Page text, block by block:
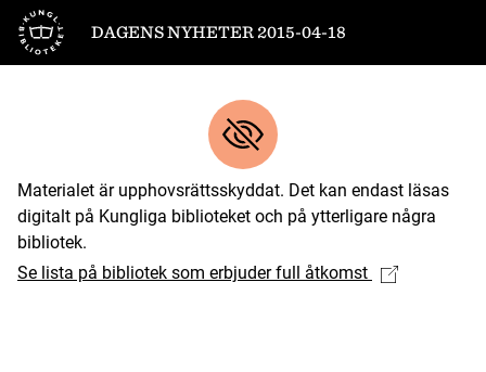
Till startsidan
DAGENS NYHETER 2015-04-18
Materialet är upphovsrättsskyddat. Det kan endast läsas
digitalt på Kungliga biblioteket och på ytterligare några
bibliotek.
Se lista på bibliotek som erbjuder full åtkomst